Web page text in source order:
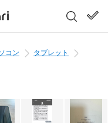
コン
タブレット